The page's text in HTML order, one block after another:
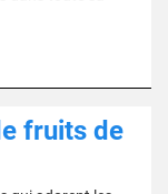
fruits de